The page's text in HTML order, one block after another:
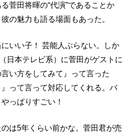
菅田将暉の“代演”であることか
の魅力も語る場面もあった。
いい子！ 芸能人ぶらない。しか
日本テレビ系）に菅田がゲストに
い方をしてみて』って言った
って言って対応してくれる。バ
っぱりすごい！
は5年くらい前かな。菅田君が売